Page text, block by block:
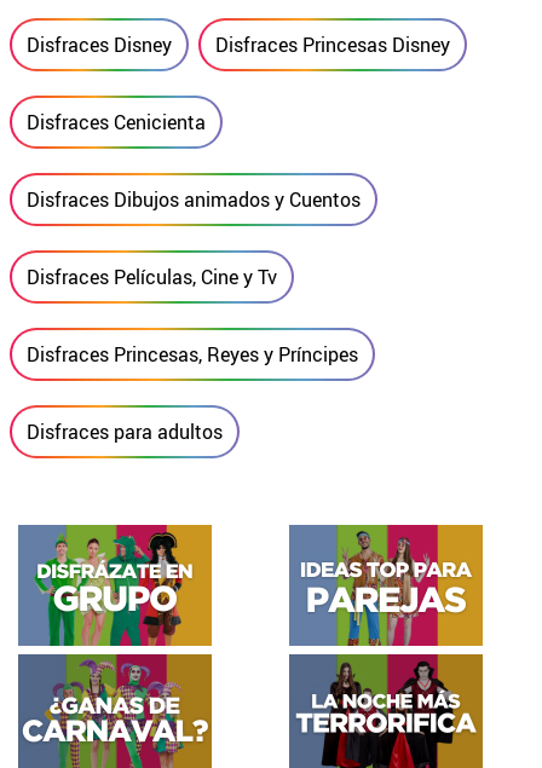
Disfraces Disney Disfraces Princesas Disney
Disfraces Cenicienta
Disfraces Dibujos animados y Cuentos
Disfraces Películas, Cine y Tv
Disfraces Princesas, Reyes y Príncipes
Disfraces para adultos